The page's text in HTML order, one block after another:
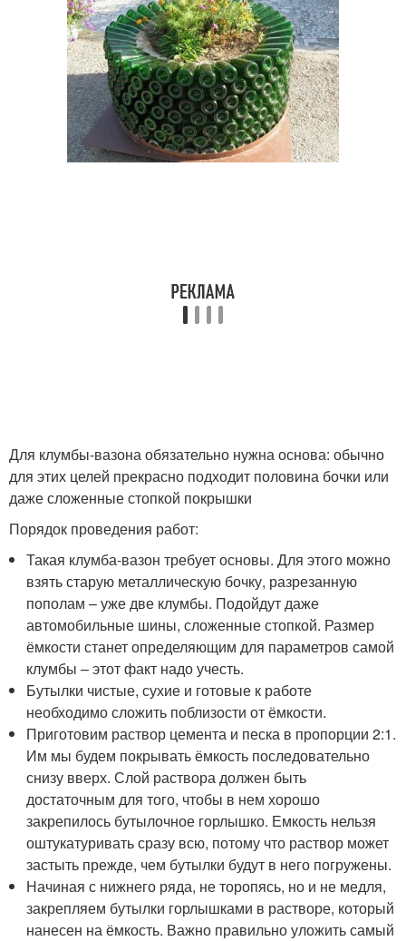
Для клумбы-вазона обязательно нужна основа: обычно
для этих целей прекрасно подходит половина бочки или
даже сложенные стопкой покрышки
Порядок проведения работ:
Такая клумба-вазон требует основы. Для этого можно
взять старую металлическую бочку, разрезанную
пополам – уже две клумбы. Подойдут даже
автомобильные шины, сложенные стопкой. Размер
ёмкости станет определяющим для параметров самой
клумбы – этот факт надо учесть.
Бутылки чистые, сухие и готовые к работе
необходимо сложить поблизости от ёмкости.
Приготовим раствор цемента и песка в пропорции 2:1.
Им мы будем покрывать ёмкость последовательно
снизу вверх. Слой раствора должен быть
достаточным для того, чтобы в нем хорошо
закрепилось бутылочное горлышко. Емкость нельзя
оштукатуривать сразу всю, потому что раствор может
застыть прежде, чем бутылки будут в него погружены.
Начиная с нижнего ряда, не торопясь, но и не медля,
закрепляем бутылки горлышками в растворе, который
нанесен на ёмкость. Важно правильно уложить самый